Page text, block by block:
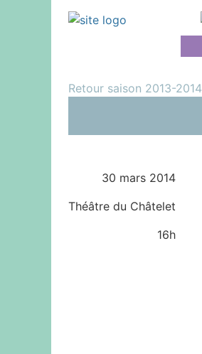
Retour saison 2013-2014
30 mars 2014
Théâtre du Châtelet
16h